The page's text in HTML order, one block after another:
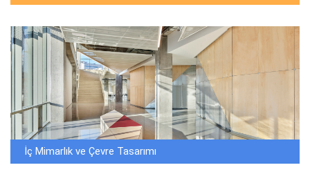
İç Mimarlık ve Çevre Tasarımı